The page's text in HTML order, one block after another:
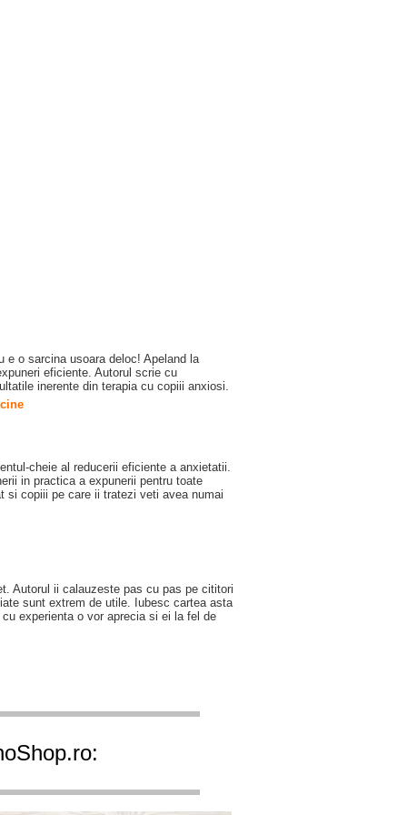
e o sarcina usoara deloc! Apeland la
eficiente. Autorul scrie cu
inerente din terapia cu copiii anxiosi.
cheie al reducerii eficiente a anxietatii.
in practica a expunerii pentru toate
si copiii pe care ii tratezi veti avea numai
Autorul ii calauzeste pas cu pas pe cititori
sunt extrem de utile. Iubesc cartea asta
experienta o vor aprecia si ei la fel de